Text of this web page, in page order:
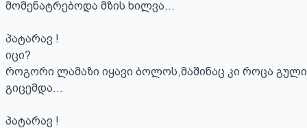
მომენატრებოდა მზის ხილვა...
პატარავ !
იცი?
როგორი ლამაზი იყავი ბოლოს,მაშინაც კი როცა
გიცემდა...
პატარავ !